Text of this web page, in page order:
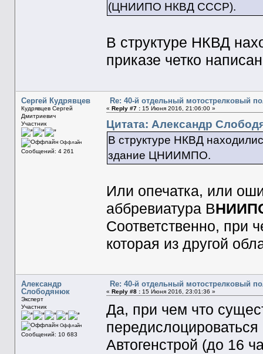
(ЦНИИПО НКВД СССР).
В структуре НКВД
приказе четко
Сергей Кудрявцев
Кудрявцев Сергей
Дмитриевич
Участник
Оффлайн
Сообщений: 4 261
Re: 40-й отдельный мотострелковый
« Reply #7 :15 Июня 2016, 21:06:00 »
Цитата: Александр
В структуре НКВД
здание ЦНИИМПО.
Или опечатка, или
аббревиатура В
Соответственно, при
которая из другой
Александр
Слободянюк
Эксперт
Участник
Оффлайн
Сообщений: 10 683
Re: 40-й отдельный мотострелковый
« Reply #8 :15 Июня 2016, 23:01:36 »
Да, при чем что
Автогенстрой (до 16